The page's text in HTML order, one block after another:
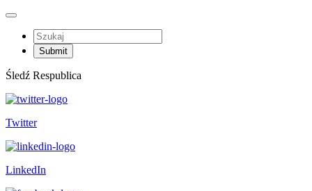
Śledź Respublica
Twitter
LinkedIn